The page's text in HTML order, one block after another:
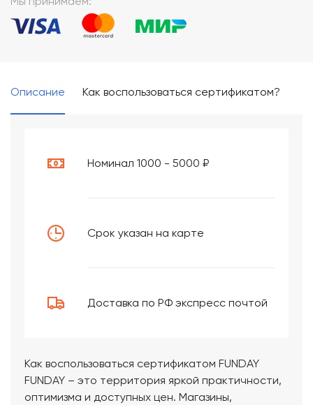
Описание Как воспользоваться сертификатом?
Номинал 1000 - 5000 ₽
Срок указан на карте
Доставка по РФ экспресс почтой
Как воспользоваться сертификатом FUNDAY
FUNDAY – это территория яркой практичности,
оптимизма и доступных цен. Магазины,